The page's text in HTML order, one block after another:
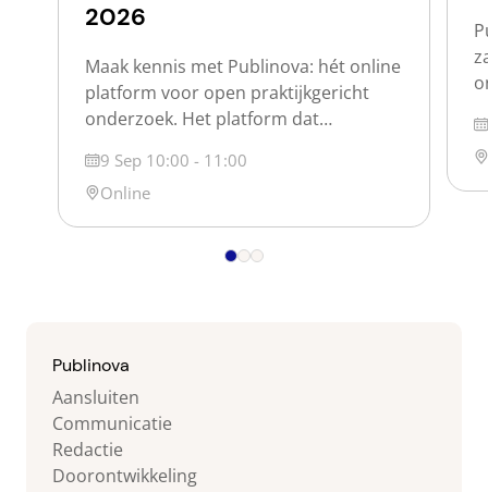
2026
Maak kennis met Publinova: hét online
platform voor open praktijkgericht
onderzoek. Het platform dat
iedereen vindbaar en zichtbaar maakt.
Publinova is een samenwerking tussen
de Nederlandse hogescholen, de
Vereniging Hogescholen, SIA en SURF.
(onderzoeks)producten, projecten,
Datum
9 Sep 10:00 - 11:00
Locatie
Online
Publinova
Aansluiten
Communicatie
Redactie
Doorontwikkeling